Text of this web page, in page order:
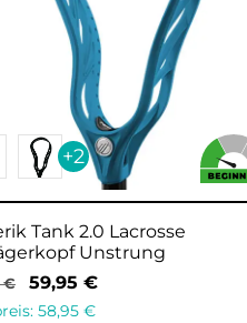
+2
Tank 2.0 Lacrosse
Unstrung
€ 59,95 €
58,95 €